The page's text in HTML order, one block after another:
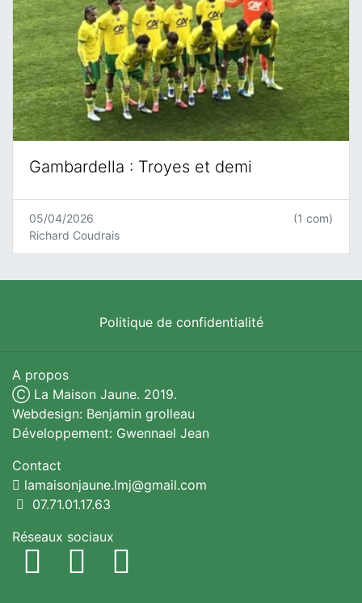
Gambardella : Troyes et demi
05/04/2026
Richard Coudrais
(1 com)
Politique de confidentialité
A propos
Ⓒ La Maison Jaune. 2019.
Webdesign: Benjamin grolleau
Développement: Gwennael Jean
Contact
lamaisonjaune.lmj@gmail.com
07.71.01.17.63
Réseaux sociaux